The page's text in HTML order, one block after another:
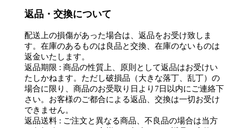
返品・交換について
配送上の損傷があった場合は、返品をお受け致しま
す。在庫のあるものは良品と交換、在庫のないものは
返金いたします。
返品期限 : 商品の性質上、原則として返品はお受けい
たしかねます。ただし破損品（大きな落丁、乱丁）の
場合に限り、商品のお受取り日より7日以内にご連絡下
さい。お客様のご都合による返品、交換は一切お受け
できません。
返品送料 : ご注文と異なる商品、不良品の場合は当方